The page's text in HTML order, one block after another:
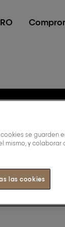
se guarden
mismo, y colaborar
las cookies